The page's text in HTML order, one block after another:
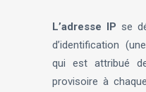
L’adresse IP se
d’identification
qui est attribué
provisoire à